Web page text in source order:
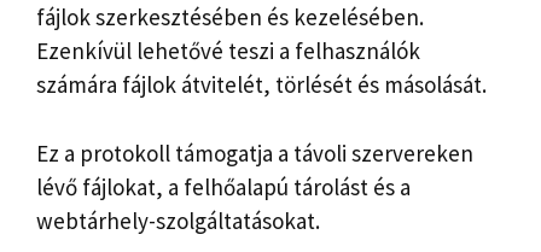
fájlok szerkesztésében és kezelésében.
Ezenkívül lehetővé teszi a felhasználók
számára fájlok átvitelét, törlését és másolását.
Ez a protokoll támogatja a távoli szervereken
lévő fájlokat, a felhőalapú tárolást és a
webtárhely-szolgáltatásokat.